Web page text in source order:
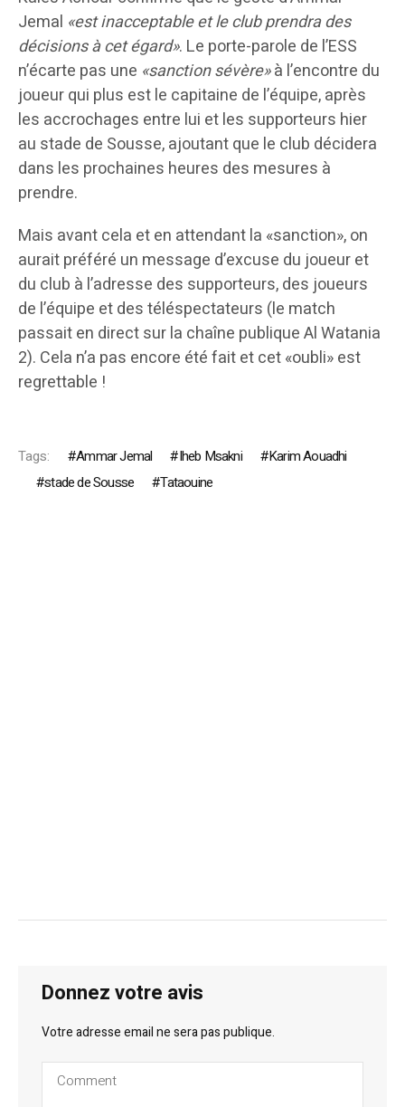
Jemal «est inacceptable et le club prendra des
décisions à cet égard». Le porte-parole de l’ESS
n’écarte pas une «sanction sévère»à l’encontre du
joueur qui plus est le capitaine de l’équipe, après
les accrochages entre lui et les supporteurs hier
au stade de Sousse, ajoutant que le club décidera
dans les prochaines heures des mesures à
prendre.
Mais avant cela et en attendant la «sanction», on
aurait préféré un message d’excuse du joueur et
du club à l’adresse des supporteurs, des joueurs
de l’équipe et des téléspectateurs (le match
passait en direct sur la chaîne publique Al Watania
2). Cela n’a pas encore été fait et cet «oubli» est
regrettable !
Tags: Ammar Jemal Iheb Msakni
Karim Aouadhi
stade de Sousse
Tataouine
Donnez votre avis
Votre adresse email ne sera pas publique.